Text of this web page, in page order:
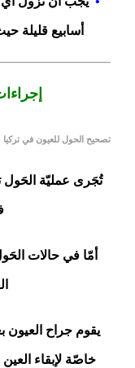
أسابيع قليلة
تصحيح الحول للعيون في تركيا
تُجَرى عمليّة الحَول
أمّا في حالات
يقوم جراح العيون
خاصّة لإبقاء